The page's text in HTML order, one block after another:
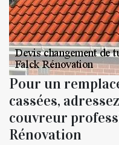
Pour un
cassées,
couvreur
Rénovation